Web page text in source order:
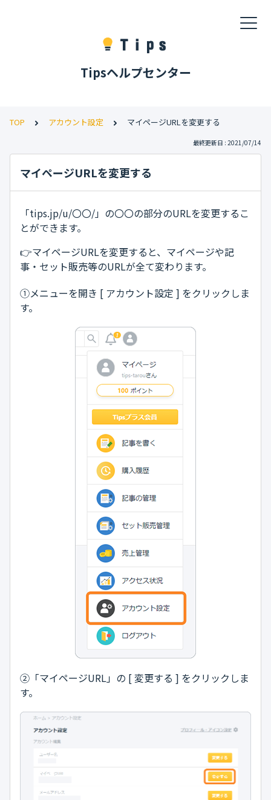
Tipsヘルプセンター
TOP アカウント設定 マイページURLを変更する
最終更新日 : 2021/07/14
マイページURLを変更する
「tips.jp/u/〇〇/」の〇〇の部分のURLを変更するこ
とができます。
👉マイページURLを変更すると、マイページや記
事・セット販売等のURLが全て変わります。
①メニューを開き [ アカウント設定 ] をクリックしま
す。
②「マイページURL」の [ 変更する ] をクリックしま
す。